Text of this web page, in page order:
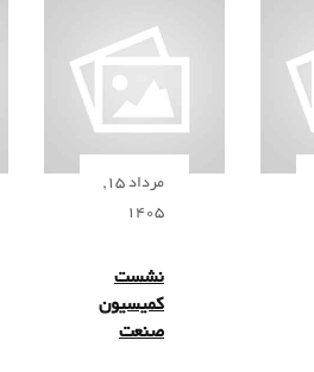
مرداد 15,
1405
نشست
کمیسیون
صنعت